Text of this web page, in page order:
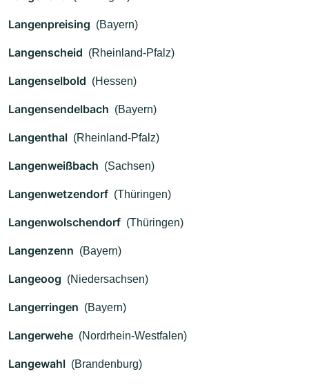
Langenpreising (Bayern)
Langenscheid (Rheinland-Pfalz)
Langenselbold (Hessen)
Langensendelbach (Bayern)
Langenthal (Rheinland-Pfalz)
Langenweißbach (Sachsen)
Langenwetzendorf (Thüringen)
Langenwolschendorf (Thüringen)
Langenzenn (Bayern)
Langeoog (Niedersachsen)
Langerringen (Bayern)
Langerwehe (Nordrhein-Westfalen)
Langewahl (Brandenburg)